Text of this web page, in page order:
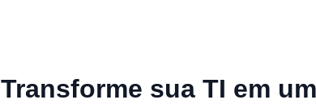
Transforme sua TI em